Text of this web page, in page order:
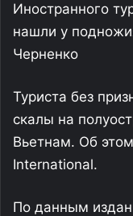
Иностранного
нашли у
Черненко
Туриста без
скалы на
Вьетнам. Об
International.
По данным